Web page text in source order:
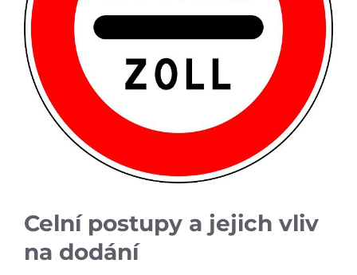
Celní postupy a jejich vliv
na dodání